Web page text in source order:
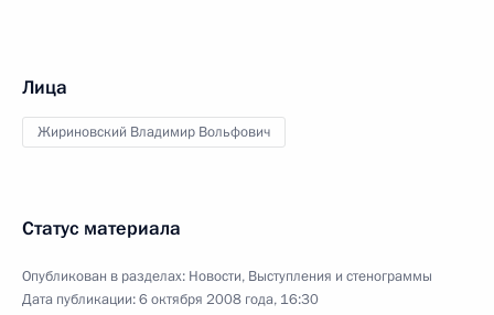
Лица
Жириновский Владимир Вольфович
Статус материала
Опубликован в разделах: Новости, Выступления и стенограммы
Дата публикации:6 октября 2008 года, 16:30